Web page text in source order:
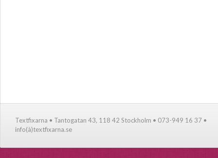
Textfixarna • Tantogatan 43, 118 42 Stockholm • 073-949 16 37 •
info(à)textfixarna.se